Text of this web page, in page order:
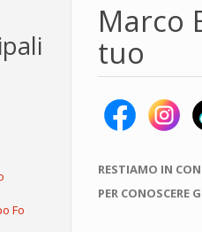
Fo
Marco
tuo
RESTIAMO IN
PER